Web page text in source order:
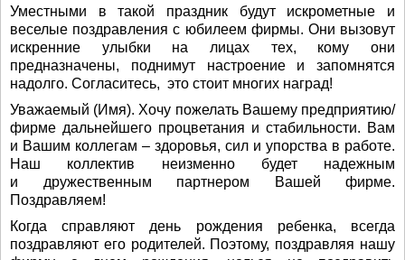
Уместными в такой праздник будут искрометные и
веселые поздравления с юбилеем фирмы. Они вызовут
искренние улыбки на лицах тех, кому они
предназначены, поднимут настроение и запомнятся
надолго. Согласитесь, это стоит многих наград!
Уважаемый (Имя). Хочу пожелать Вашему предприятию/
фирме дальнейшего процветания и стабильности. Вам
и Вашим коллегам – здоровья, сил и упорства в работе.
Наш коллектив неизменно будет надежным
и дружественным партнером Вашей фирме.
Поздравляем!
Когда справляют день рождения ребенка, всегда
поздравляют его родителей. Поэтому, поздравляя нашу